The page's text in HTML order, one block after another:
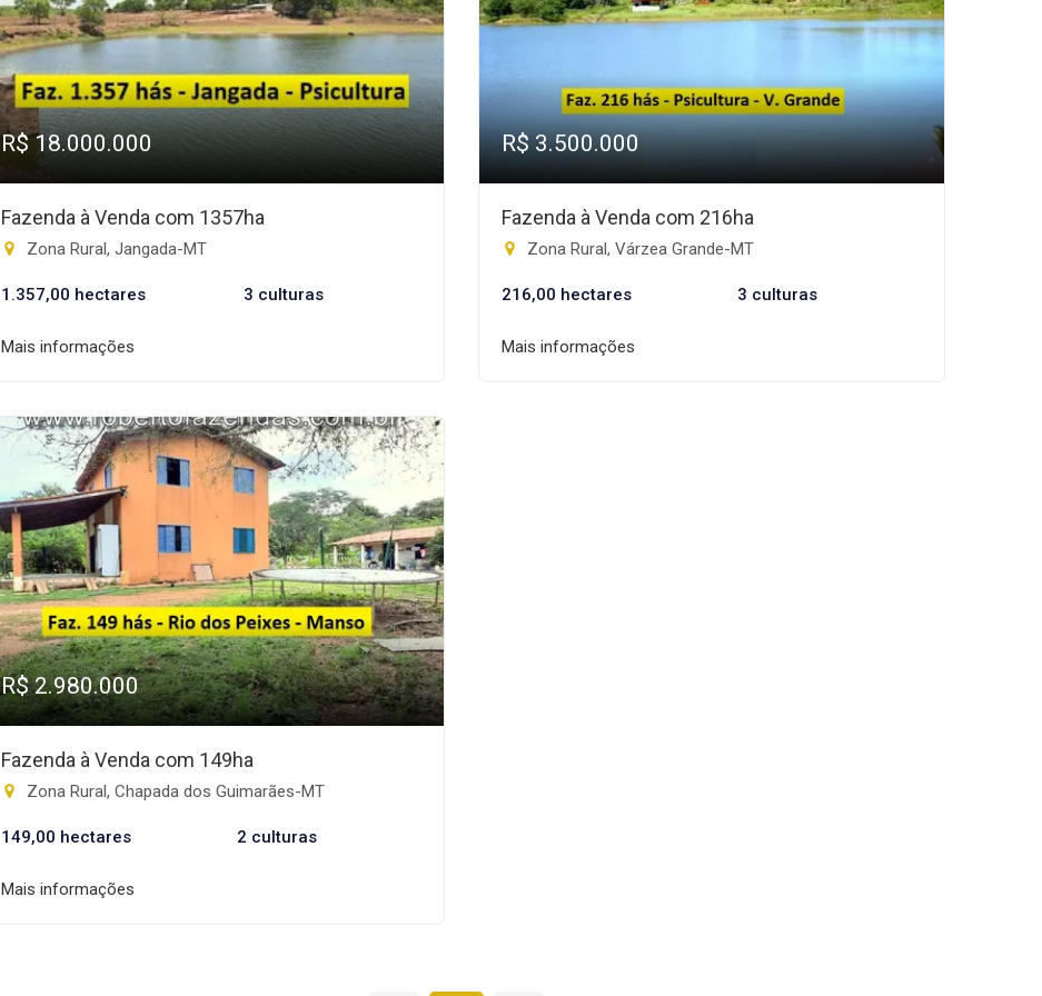
R$ 18.000.000
Fazenda à Venda com 1357ha
Zona Rural, Jangada-MT
1.357,00 hectares 3 culturas
Mais informações
R$ 3.500.000
Fazenda à Venda com 216ha
Zona Rural, Várzea Grande-MT
216,00 hectares 3 culturas
Mais informações
R$ 2.980.000
Fazenda à Venda com 149ha
Zona Rural, Chapada dos Guimarães-MT
149,00 hectares 2 culturas
Mais informações